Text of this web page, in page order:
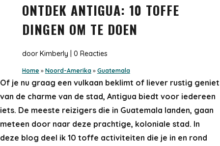
ONTDEK ANTIGUA: 10 TOFFE
DINGEN OM TE DOEN
doorKimberly 0 Reacties
Home » Noord-Amerika» Guatemala
Of je nu graag een vulkaan beklimt of liever rustig geniet
van de charme van de stad, Antigua biedt voor iedereen
iets. De meeste reizigers die in Guatemala landen, gaan
meteen door naar deze prachtige, koloniale stad. In
deze blog deel ik 10 toffe activiteiten die je in en rond